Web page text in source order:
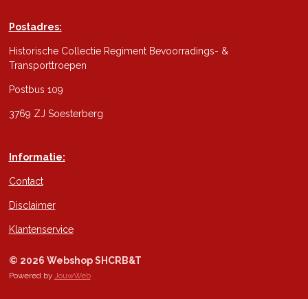
Postadres:
Historische Collectie Regiment Bevoorradings- &
Transporttroepen
Postbus 109
3769 ZJ Soesterberg
Informatie:
Contact
Disclaimer
Klantenservice
© 2026 Webshop SHCRB&T
Powered by JouwWeb